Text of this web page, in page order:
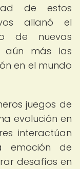
de estos
allanó el
de nuevas
aún más las
en el mundo
juegos de
evolución en
interactúan
emoción de
desafíos en